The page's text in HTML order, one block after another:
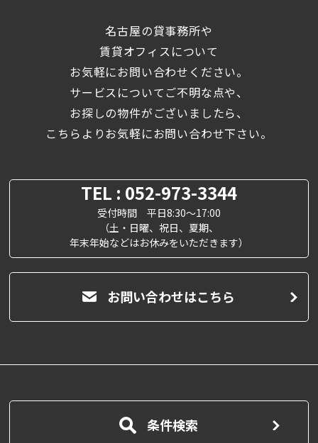
名古屋の貸事務所や
賃貸オフィスについて
お気軽にお問い合わせください。
サービスについてご不明な点や、
お探しの物件がございましたら、
こちらよりお気軽にお問い合わせ下さい。
TEL : 052-973-3344
受付時間 平日8:30～17:00
（土・日曜、祝日、夏期、
年末年始などはお休みをいただきます）
お問い合わせはこちら
条件検索